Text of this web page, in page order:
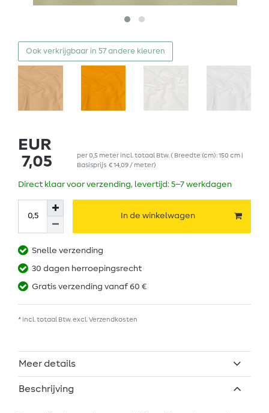
Ook verkrijgbaar in 57 andere kleuren
EUR
7,05
per0,5 meterincl. totaal Btw. ( Breedte (cm): 150 cm |
Basisprijs€ 14,09 / meter)
Direct klaar voor verzending, levertijd: 5–7 werkdagen
In de winkelwagen
Snelle verzending
30 dagen herroepingsrecht
Gratis verzending vanaf 60 €
* incl. totaal Btw. excl. Verzendkosten
Meer details
Beschrijving